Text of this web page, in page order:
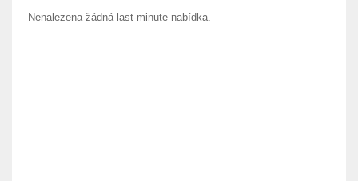
Nenalezena žádná last-minute nabídka.